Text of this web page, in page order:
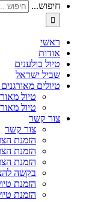
חיפוש...
ראשי
אודות
טיול בולענים
שביל ישראל
טיולים
טיול
טיול
צור קשר
צור קשר
הזמנת
הזמנת
הזמנת
בקשה
הזמנת
הזמנת